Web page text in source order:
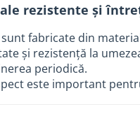
rezistente și
sunt fabricate din
și rezistență la
periodică.
este important